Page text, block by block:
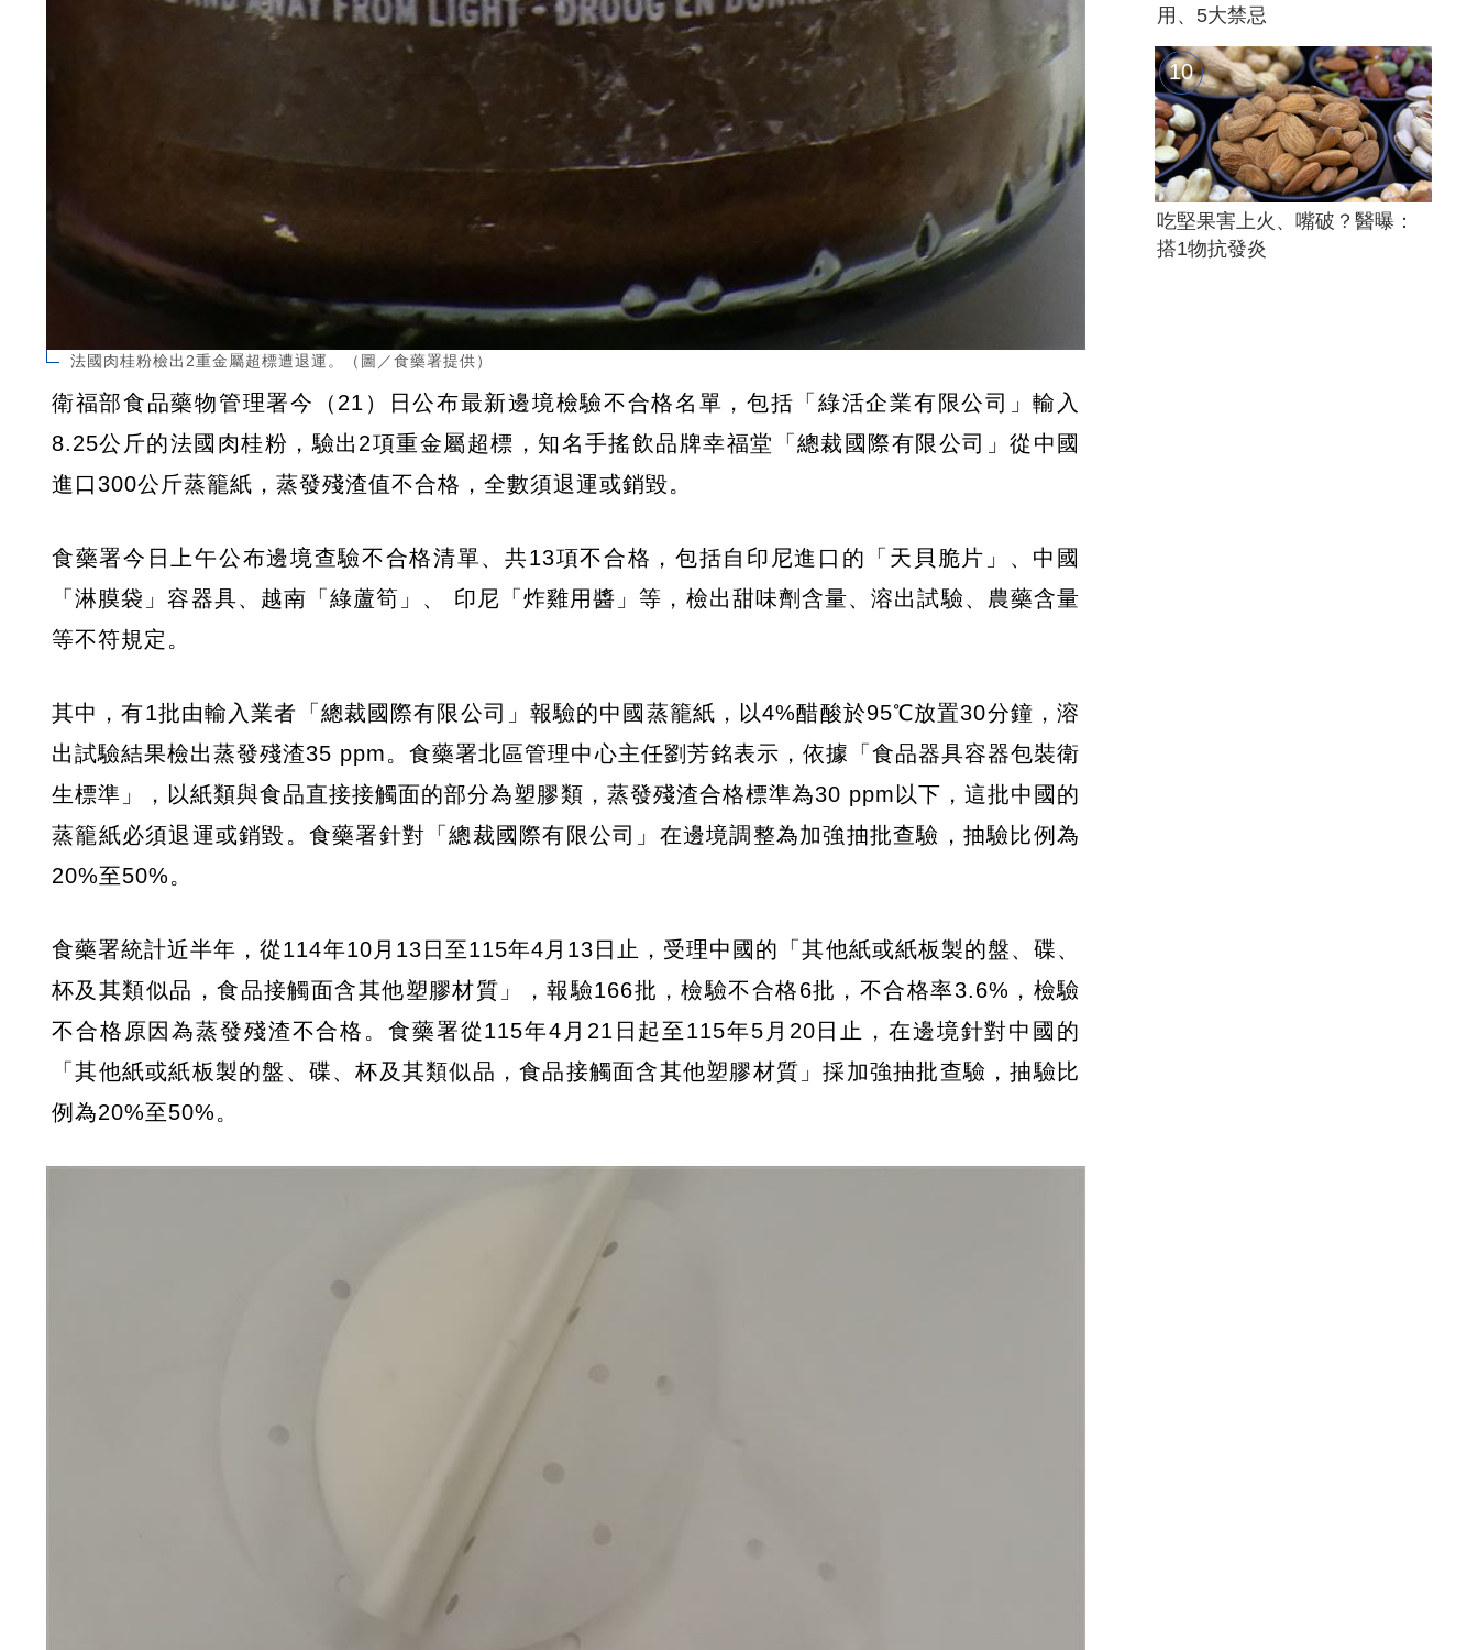
法國肉桂粉檢出2重金屬超標遭退運。（圖／食藥署提供）
衛福部食品藥物管理署今（21）日公布最新邊境檢驗不合格名單，包括「綠活企業有限公司」輸入
8.25公斤的法國肉桂粉，驗出2項重金屬超標，知名手搖飲品牌幸福堂「總裁國際有限公司」從中國
進口300公斤蒸籠紙，蒸發殘渣值不合格，全數須退運或銷毀。
食藥署今日上午公布邊境查驗不合格清單、共13項不合格，包括自印尼進口的「天貝脆片」、中國
「淋膜袋」容器具、越南「綠蘆筍」、 印尼「炸雞用醬」等，檢出甜味劑含量、溶出試驗、農藥含量
等不符規定。
其中，有1批由輸入業者「總裁國際有限公司」報驗的中國蒸籠紙，以4%醋酸於95℃放置30分鐘，溶
出試驗結果檢出蒸發殘渣35 ppm。食藥署北區管理中心主任劉芳銘表示，依據「食品器具容器包裝衛
生標準」，以紙類與食品直接接觸面的部分為塑膠類，蒸發殘渣合格標準為30 ppm以下，這批中國的
蒸籠紙必須退運或銷毀。食藥署針對「總裁國際有限公司」在邊境調整為加強抽批查驗，抽驗比例為
20%至50%。
食藥署統計近半年，從114年10月13日至115年4月13日止，受理中國的「其他紙或紙板製的盤、碟、
杯及其類似品，食品接觸面含其他塑膠材質」，報驗166批，檢驗不合格6批，不合格率3.6%，檢驗
不合格原因為蒸發殘渣不合格。食藥署從115年4月21日起至115年5月20日止，在邊境針對中國的
「其他紙或紙板製的盤、碟、杯及其類似品，食品接觸面含其他塑膠材質」採加強抽批查驗，抽驗比
例為20%至50%。
用、5大禁忌
吃堅果害上火、嘴破？醫曝：
搭1物抗發炎